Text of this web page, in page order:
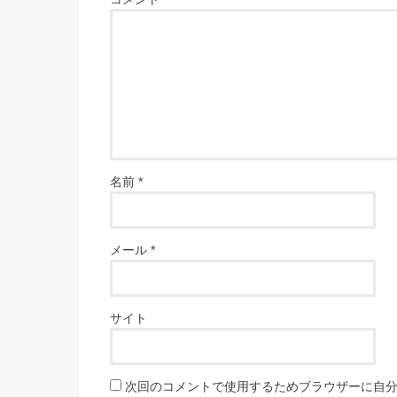
名前 *
メール *
サイト
次回のコメントで使用するためブラウザーに自